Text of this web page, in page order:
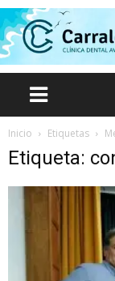
Inicio Etiquetas
Etiqueta: